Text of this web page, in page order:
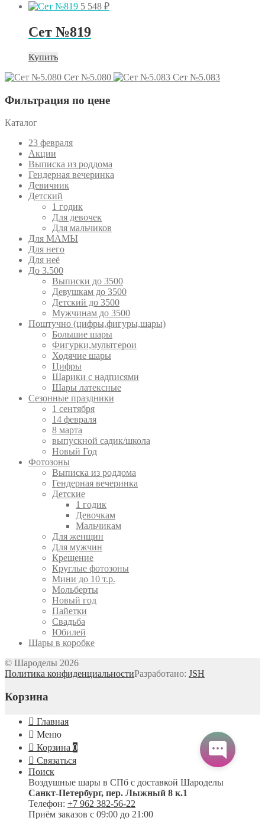
5 548 ₽
Сет №819
Купить
Сет №5.080
Сет №5.083
Фильтрация по цене
Каталог
23 февраля
Акции
Выписка из роддома
Гендерная вечеринка
Девичник
Детский
1 годик
Для девочек
Для мальчиков
Для МАМЫ
Для него
Для неё
До 3.500
Выписки до 3500
Девушкам до 3500
Детский до 3500
Мужчинам до 3500
Поштучно (цифры,фигуры,шары)
Большие шары
Фигурки,мультгерои
Ходячие шары
Цифры
Шарики с надписями
Шары латексные
Сезонные праздники
1 сентября
14 февраля
8 марта
выпускной садик/школа
Новый Год
Фотозоны
Выписка из роддома
Гендерная вечеринка
Детские
1 годик
Девочкам
Мальчикам
Для женщин
Для мужчин
Крещение
Круглые фотозоны
Мини до 10 т.р.
Мольберты
Новый год
Пайетки
Свадьба
Юбилей
Шары в коробке
© Шароделы 2026
Политика конфиденциальностиРазработано: JSH
Корзина
Главная
Меню
Корзина 0
Связаться
Поиск
Воздушные шары в СПб с доставкой Шароделы
Санкт-Петербург, пер. Лыжный 8 к.1
Телефон: +7 962 382-56-22
Приём заказов с 09:00 до 21:00